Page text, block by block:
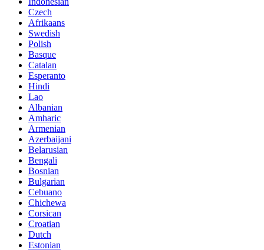
Czech
Afrikaans
Swedish
Polish
Basque
Catalan
Esperanto
Hindi
Lao
Albanian
Amharic
Armenian
Azerbaijani
Belarusian
Bengali
Bosnian
Bulgarian
Cebuano
Chichewa
Corsican
Croatian
Dutch
Estonian